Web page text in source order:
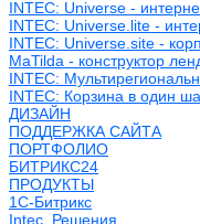
INTEC: Universe -
INTEC: Universe.lite -
INTEC: Universe.site -
MaTilda - конструктор
INTEC:
INTEC: Корзина в один
ДИЗАЙН
ПОДДЕРЖКА САЙТА
ПОРТФОЛИО
БИТРИКС24
ПРОДУКТЫ
1С-Битрикс
Intec. Решения